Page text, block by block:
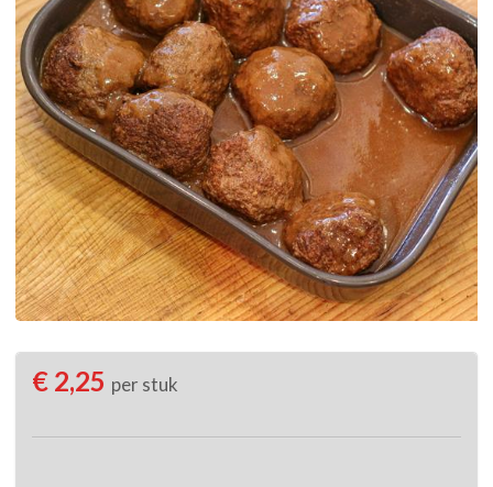
€ 2,25 per stuk